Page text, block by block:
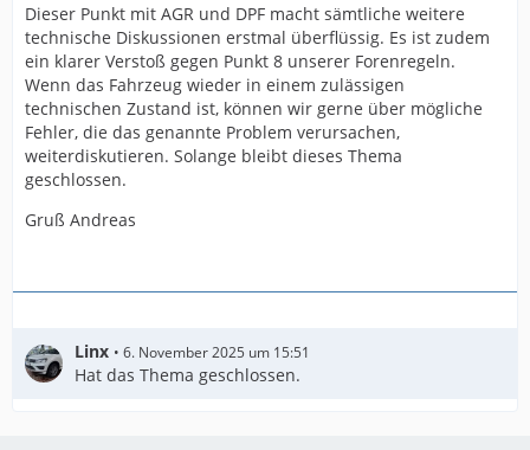
Dieser Punkt mit AGR und DPF macht sämtliche weitere
technische Diskussionen erstmal überflüssig. Es ist zudem
ein klarer Verstoß gegen Punkt 8 unserer Forenregeln.
Wenn das Fahrzeug wieder in einem zulässigen
technischen Zustand ist, können wir gerne über mögliche
Fehler, die das genannte Problem verursachen,
weiterdiskutieren. Solange bleibt dieses Thema
geschlossen.
Gruß Andreas
Linx 6. November 2025 um 15:51
Hat das Thema geschlossen.